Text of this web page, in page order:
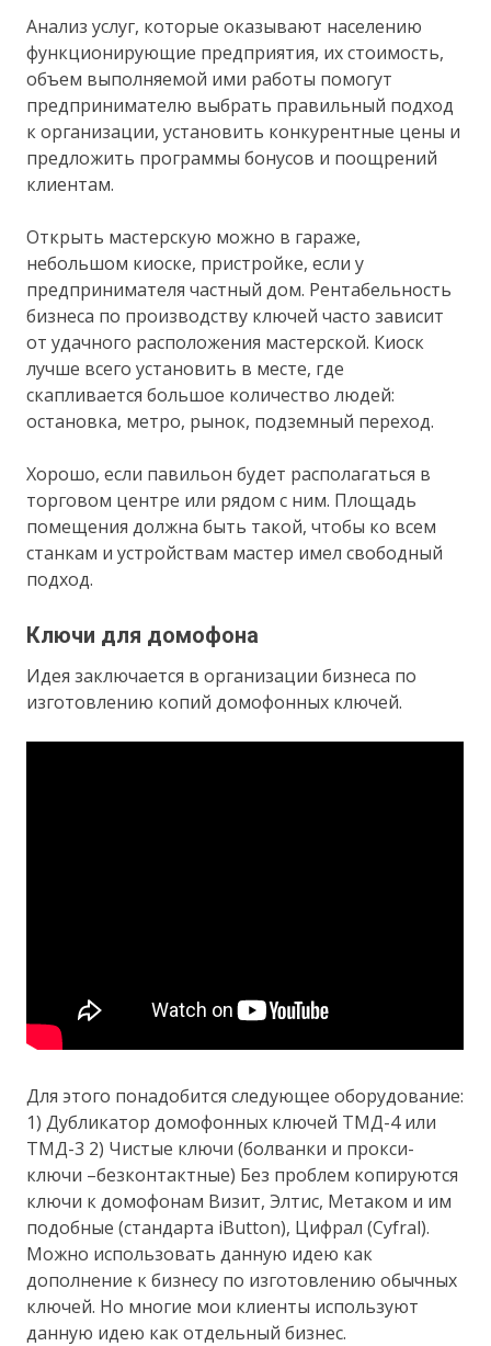
Анализ услуг, которые оказывают населению
функционирующие предприятия, их стоимость,
объем выполняемой ими работы помогут
предпринимателю выбрать правильный подход
к организации, установить конкурентные цены и
предложить программы бонусов и поощрений
клиентам.
Открыть мастерскую можно в гараже,
небольшом киоске, пристройке, если у
предпринимателя частный дом. Рентабельность
бизнеса по производству ключей часто зависит
от удачного расположения мастерской. Киоск
лучше всего установить в месте, где
скапливается большое количество людей:
остановка, метро, рынок, подземный переход.
Хорошо, если павильон будет располагаться в
торговом центре или рядом с ним. Площадь
помещения должна быть такой, чтобы ко всем
станкам и устройствам мастер имел свободный
подход.
Ключи для домофона
Идея заключается в организации бизнеса по
изготовлению копий домофонных ключей.
Для этого понадобится следующее оборудование:
1) Дубликатор домофонных ключей ТМД-4 или
ТМД-3 2) Чистые ключи (болванки и прокси-
ключи –безконтактные) Без проблем копируются
ключи к домофонам Визит, Элтис, Метаком и им
подобные (стандарта iButton), Цифрал (Cyfral).
Можно использовать данную идею как
дополнение к бизнесу по изготовлению обычных
ключей. Но многие мои клиенты используют
данную идею как отдельный бизнес.